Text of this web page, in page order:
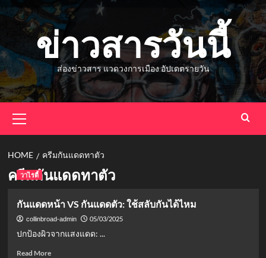
Skip
ข่าวสารวันนี้
ส่องข่าวสาร แวดวงการเมือง อัปเดตรายวัน
Menu
HOME ครีมกันแดดทาตัว
ครีมกันแดดทาตัว
วาไรตี้
กันแดดหน้า VS กันแดดตัว: ใช้สลับกันได้ไหม
collinbroad-admin 05/03/2025
ปกป้องผิวจากแสงแดด: ...
Read MoreRead